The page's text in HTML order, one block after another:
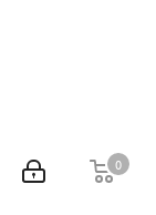
0
0